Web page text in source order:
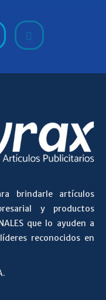
brindarle artículos
y productos
que lo ayuden a
reconocidos en